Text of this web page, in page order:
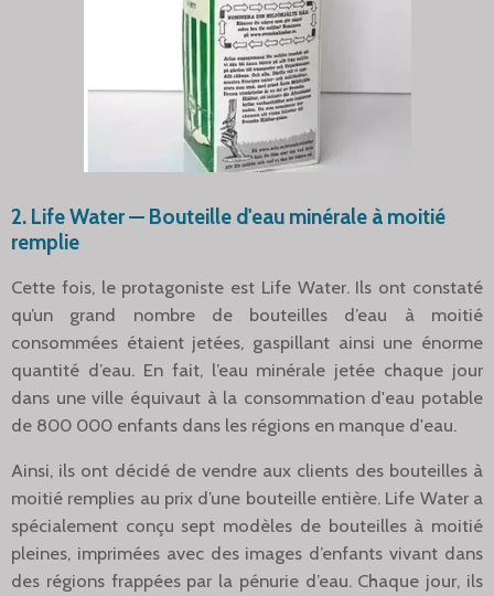
2. Life Water — Bouteille d'eau minérale à moitié
remplie
Cette fois, le protagoniste est Life Water. Ils ont constaté
qu’un grand nombre de bouteilles d’eau à moitié
consommées étaient jetées, gaspillant ainsi une énorme
quantité d’eau. En fait, l’eau minérale jetée chaque jour
dans une ville équivaut à la consommation d'eau potable
de 800 000 enfants dans les régions en manque d'eau.
Ainsi, ils ont décidé de vendre aux clients des bouteilles à
moitié remplies au prix d’une bouteille entière. Life Water a
spécialement conçu sept modèles de bouteilles à moitié
pleines, imprimées avec des images d’enfants vivant dans
des régions frappées par la pénurie d’eau. Chaque jour, ils